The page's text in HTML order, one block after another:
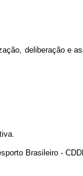
deliberação e
Brasileiro -